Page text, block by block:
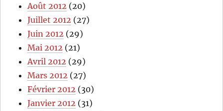
Août 2012 (20)
Juillet 2012 (27)
Juin 2012 (29)
Mai 2012 (21)
Avril 2012 (29)
Mars 2012 (27)
Février 2012 (30)
Janvier 2012 (31)